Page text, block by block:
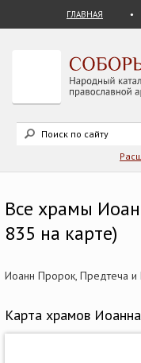
ГЛАВНАЯ
Все храмы
835 на карте)
Иоанн Пророк, Предтеча и
Карта храмов